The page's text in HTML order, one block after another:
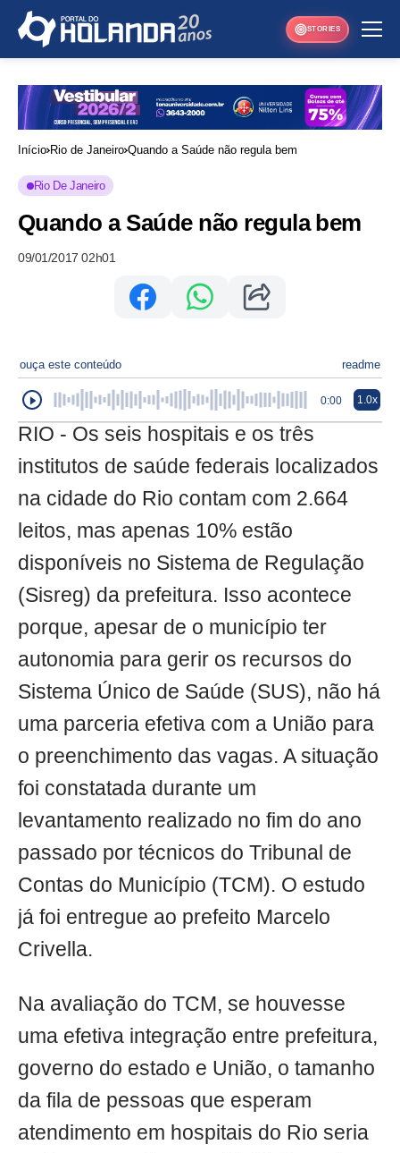
STORIES
Início Rio de Janeiro Quando a Saúde não regula bem
Rio De Janeiro
Quando a Saúde não regula bem
09/01/2017 02h01
ouça este conteúdo readme
0:00 1.0x
RIO - Os seis hospitais e os três
institutos de saúde federais localizados
na cidade do Rio contam com 2.664
leitos, mas apenas 10% estão
disponíveis no Sistema de Regulação
(Sisreg) da prefeitura. Isso acontece
porque, apesar de o município ter
autonomia para gerir os recursos do
Sistema Único de Saúde (SUS), não há
uma parceria efetiva com a União para
o preenchimento das vagas. A situação
foi constatada durante um
levantamento realizado no fim do ano
passado por técnicos do Tribunal de
Contas do Município (TCM). O estudo
já foi entregue ao prefeito Marcelo
Crivella.
Na avaliação do TCM, se houvesse
uma efetiva integração entre prefeitura,
governo do estado e União, o tamanho
da fila de pessoas que esperam
atendimento em hospitais do Rio seria